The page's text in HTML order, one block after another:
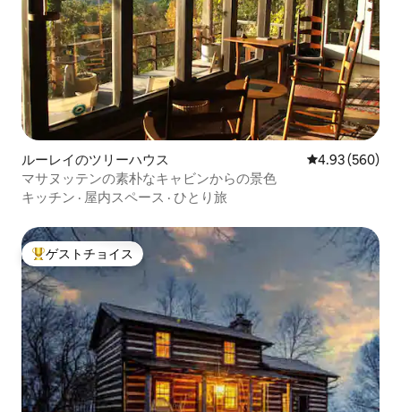
ルーレイのツリーハウス レビュー560
4.93 (560)
マサヌッテンの素朴なキャビンからの景色
キッチン · 屋内スペース · ひとり旅
大好評のゲストチョイスです。
ゲストチョイス